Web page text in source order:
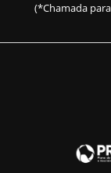
(*Chamada